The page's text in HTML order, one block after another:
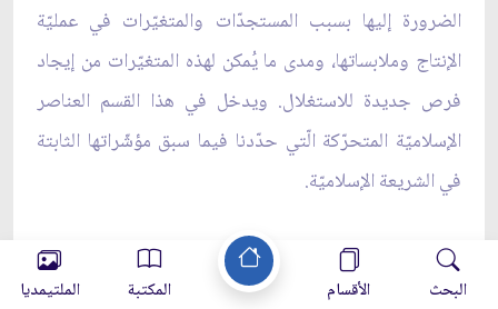
الضرورة إليها بسبب المستجدّات والمتغيّرات في عمليّة
الإنتاج وملابساتها، ومدى ما يُمكن لهذه المتغيّرات من إيجاد
فرص جديدة للاستغلال. ويدخل في هذا القسم العناصر
الإسلاميّة المتحرّكة الّتي حدّدنا فيما سبق مؤشّراتها الثابتة
في الشريعة الإسلاميّة.
ومثال هذا القسم: تحديد الحاكم الشرعيّ حدّاً أعلى لا يُسمح
بتجاوزه في عمليّة إحياء الأرض أو غيرها من مصادر الثروة
البحث الأقسام المكتبة الملتيمديا